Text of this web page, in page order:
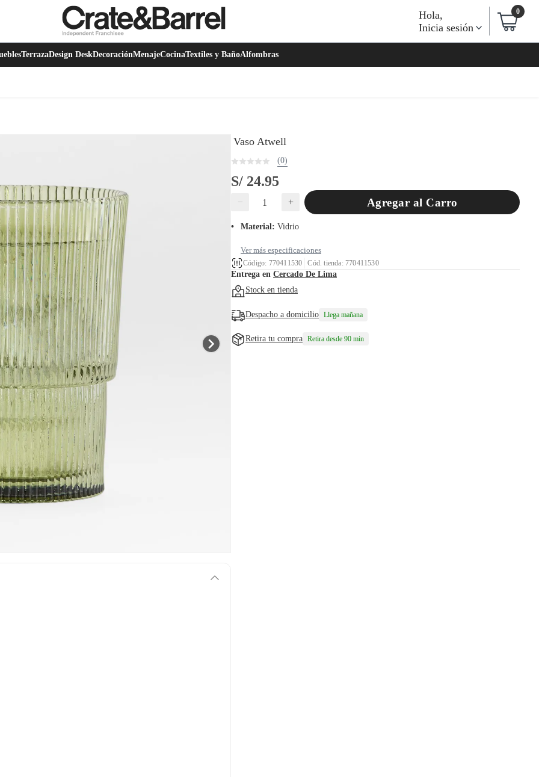
Hola,
Inicia sesión
0
TerrazaDesign DeskDecoraciónMenajeCocinaTextiles y BañoAlfombras
Vaso Atwell
(0)
S/ 24.95
− + Agregar al Carro
Material: Vidrio
Ver más especificaciones
Código: 770411530 Cód. tienda: 770411530
Entrega en Cercado De Lima
Stock en tienda
Despacho a domicilio Llega mañana
Retira tu compra Retira desde 90 min